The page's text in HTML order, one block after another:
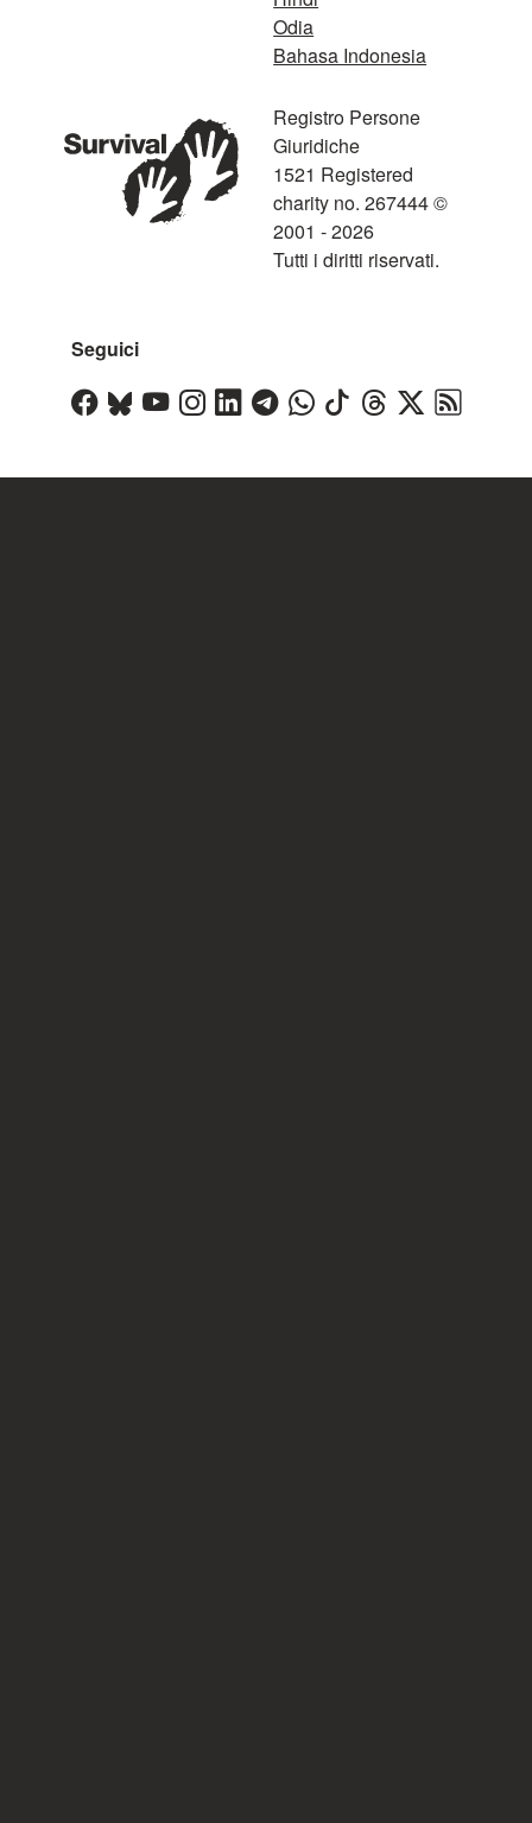
Odia
Bahasa Indonesia
Seguici
Registro Persone
Giuridiche
1521 Registered
charity no. 267444 ©
2001 - 2026
Tutti i diritti riservati.